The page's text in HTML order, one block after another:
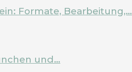
Formate, Bearbeitung,…
und…